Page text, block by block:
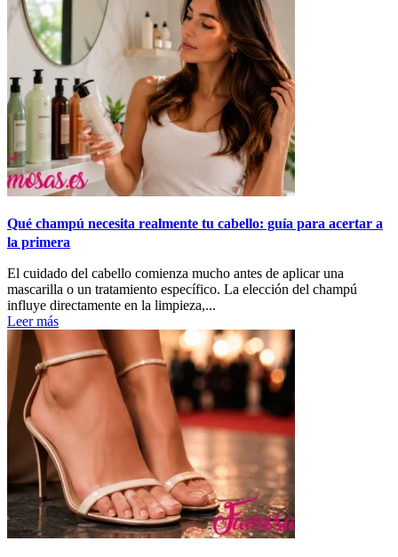
Qué champú necesita realmente tu cabello: guía para acertar a
la primera
El cuidado del cabello comienza mucho antes de aplicar una
mascarilla o un tratamiento específico. La elección del champú
influye directamente en la limpieza,...
Leer más